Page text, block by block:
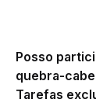
Posso
quebra-
Tarefas